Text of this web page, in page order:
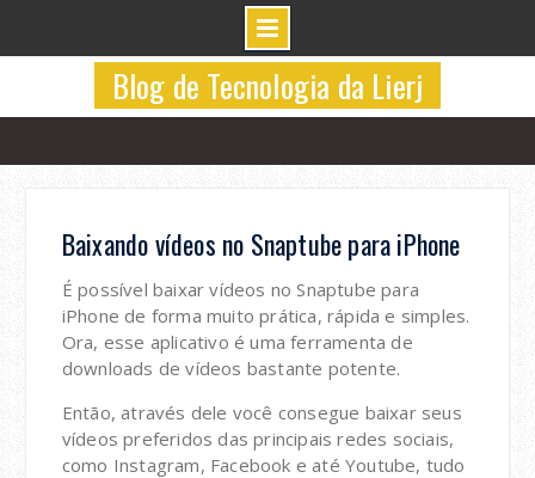
content
Blog de Tecnologia da Lierj
Baixando vídeos no Snaptube para iPhone
É possível baixar vídeos no Snaptube para
iPhone de forma muito prática, rápida e simples.
Ora, esse aplicativo é uma ferramenta de
downloads de vídeos bastante potente.
Então, através dele você consegue baixar seus
vídeos preferidos das principais redes sociais,
como Instagram, Facebook e até Youtube, tudo